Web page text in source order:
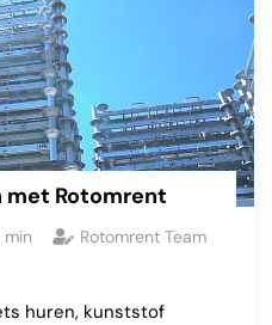
met Rotomrent
min
Rotomrent Team
huren, kunststof